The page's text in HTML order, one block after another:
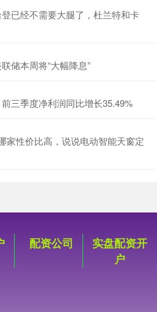
已经不需要大腿了，杜兰特和卡
储本周将“大幅降息”
三季度净利润同比增长35.49%
家性价比高，说说电动智能天窗定
配资公司
实盘配资开
户